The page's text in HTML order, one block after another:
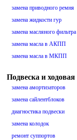
замена приводного ремня
замена жидкости гур
замена масляного фильтра
замена масла в АКПП
замена масла в МКПП
Подвеска и ходовая
замена амортизаторов
замена сайлентблоков
диагностика подвески
замена колодок
ремонт суппортов